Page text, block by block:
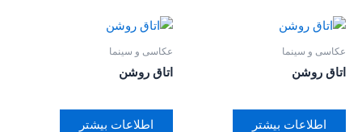
عکاسی و سینما
اتاق روشن
اطلاعات بیشتر
عکاسی و سینما
اتاق روشن
اطلاعات بیشتر